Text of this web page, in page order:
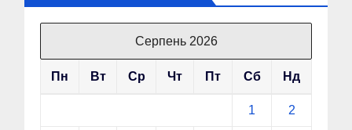
Серпень 2026
Пн Вт Ср Чт Пт Сб Нд
1 2